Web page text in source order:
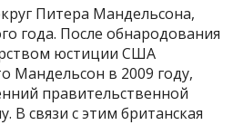
Питера Мандельсона,
года. После обнародования
юстиции США
Мандельсон в 2009 году,
правительственной
связи с этим британская